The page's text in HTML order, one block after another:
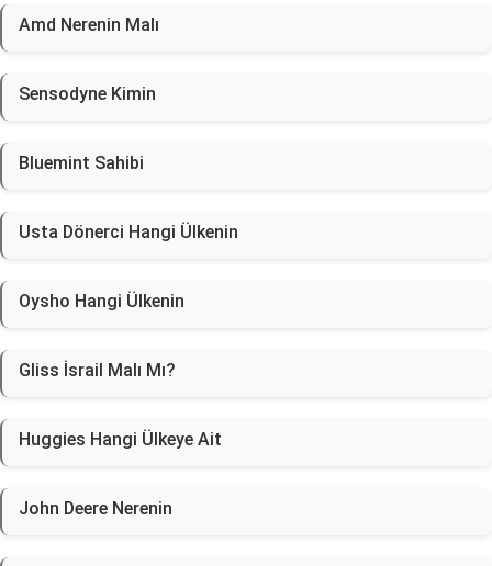
Amd Nerenin Malı
Sensodyne Kimin
Bluemint Sahibi
Usta Dönerci Hangi Ülkenin
Oysho Hangi Ülkenin
Gliss İsrail Malı Mı?
Huggies Hangi Ülkeye Ait
John Deere Nerenin